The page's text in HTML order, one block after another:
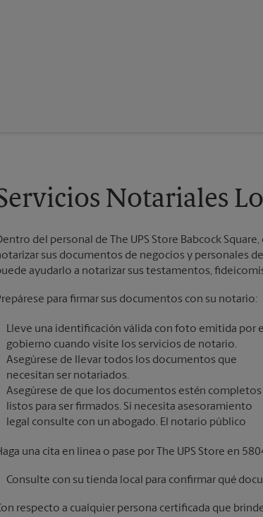
Notariales
del personal de The UPS Store Babcock
sus documentos de negocios y personales
ayudarlo a notarizar sus testamentos,
para firmar sus documentos con su notario:
Lleve una identificación válida con foto emitida por el
gobierno cuando visite los servicios de notario.
Asegúrese de llevar todos los documentos que
necesitan ser notariados.
Asegúrese de que los documentos estén completos
listos para ser firmados. Si necesita asesoramiento
legal consulte con un abogado. El notario público
una cita en línea o pase por The UPS Store en
Consulte con su tienda local para confirmar qué
respecto a cualquier persona certificada que